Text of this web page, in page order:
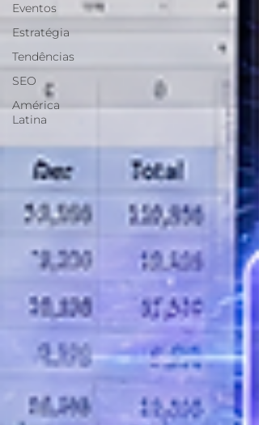
Eventos
Estratégia
Tendências
SEO
América
Latina